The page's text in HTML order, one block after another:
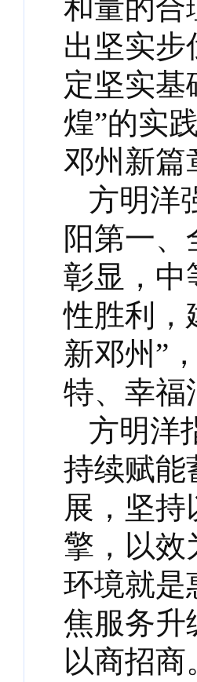
和量的合
出坚实步
定坚实基
煌”的实
邓州新篇
方明洋
阳第一
彰显，中
性胜利，
新邓州”
特、幸福
方明洋
持续赋能
展，坚
擎，以效
环境就是
焦服务升
以商招商